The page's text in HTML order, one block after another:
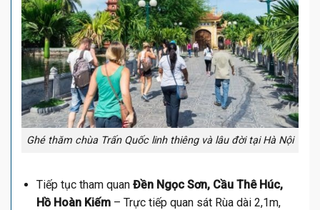
Ghé thăm chùa Trấn Quốc linh thiêng và lâu đời tại Hà Nội
Tiếp tục tham quan Đền Ngọc Sơn, Cầu Thê Húc,
Hồ Hoàn Kiếm– Trực tiếp quan sát Rùa dài 2,1m,